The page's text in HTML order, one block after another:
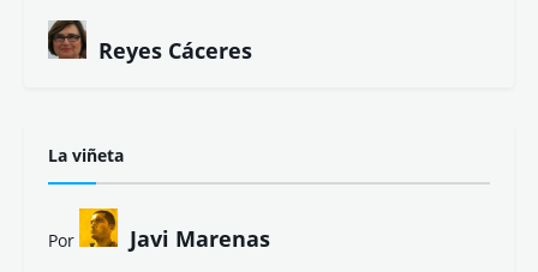
Reyes Cáceres
La viñeta
Por Javi Marenas